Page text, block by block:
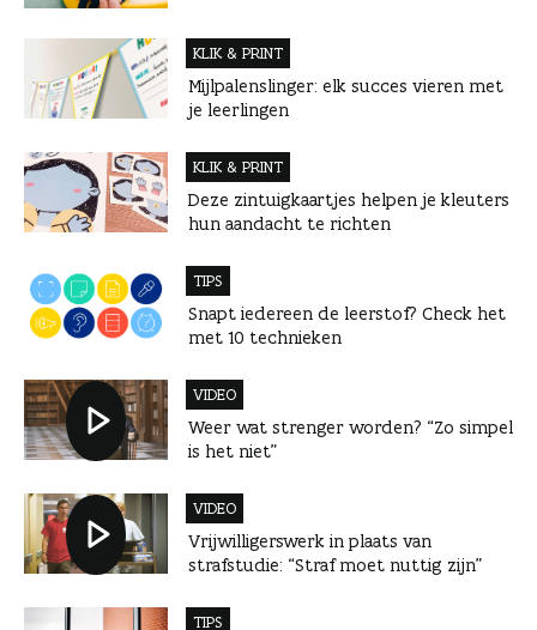
KLIK & PRINT
Mijlpalenslinger: elk succes vieren met
je leerlingen
KLIK & PRINT
Deze zintuigkaartjes helpen je kleuters
hun aandacht te richten
TIPS
Snapt iedereen de leerstof? Check het
met 10 technieken
VIDEO
Weer wat strenger worden? “Zo simpel
is het niet”
VIDEO
Vrijwilligerswerk in plaats van
strafstudie: “Straf moet nuttig zijn”
TIPS